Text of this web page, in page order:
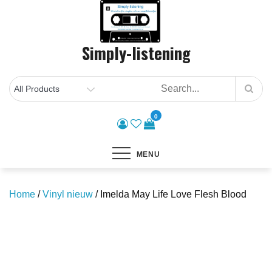
Simply-listening
0
MENU
Home /Vinyl nieuw / Imelda May Life Love Flesh Blood